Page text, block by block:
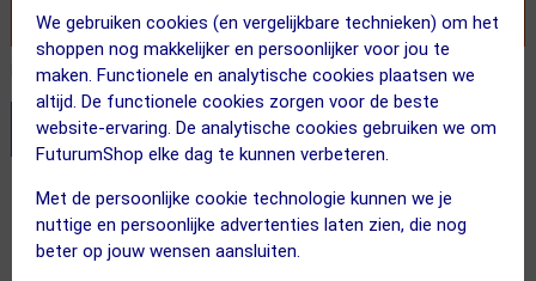
We gebruiken cookies (en vergelijkbare technieken) om het
shoppen nog makkelijker en persoonlijker voor jou te
maken. Functionele en analytische cookies plaatsen we
altijd. De functionele cookies zorgen voor de beste
website-ervaring. De analytische cookies gebruiken we om
FuturumShop elke dag te kunnen verbeteren.
Met de persoonlijke cookie technologie kunnen we je
nuttige en persoonlijke advertenties laten zien, die nog
beter op jouw wensen aansluiten.
VOEG TOE AAN WINKELWAGEN
Recent besteld door 2 klanten! Bestel ook snel!
Stel je productvragen aan onze AI assistent
Gratis verzending vanaf €49
Voor 23:00 uur besteld, morgen in huis